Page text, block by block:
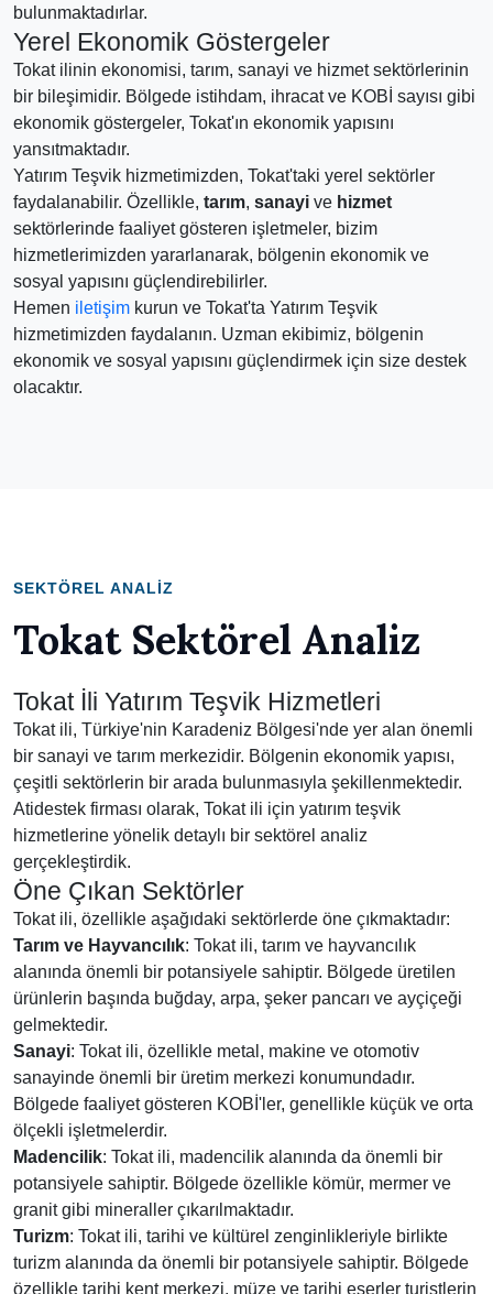
bulunmaktadırlar.
Yerel Ekonomik Göstergeler
Tokat ilinin ekonomisi, tarım, sanayi ve hizmet sektörlerinin
bir bileşimidir. Bölgede istihdam, ihracat ve KOBİ sayısı gibi
ekonomik göstergeler, Tokat'ın ekonomik yapısını
yansıtmaktadır.
Yatırım Teşvik hizmetimizden, Tokat'taki yerel sektörler
faydalanabilir. Özellikle, tarım, sanayi ve hizmet
sektörlerinde faaliyet gösteren işletmeler, bizim
hizmetlerimizden yararlanarak, bölgenin ekonomik ve
sosyal yapısını güçlendirebilirler.
Hemen iletişim kurun ve Tokat'ta Yatırım Teşvik
hizmetimizden faydalanın. Uzman ekibimiz, bölgenin
ekonomik ve sosyal yapısını güçlendirmek için size destek
olacaktır.
SEKTÖREL ANALIZ
Tokat Sektörel Analiz
Tokat İli Yatırım Teşvik Hizmetleri
Tokat ili, Türkiye'nin Karadeniz Bölgesi'nde yer alan önemli
bir sanayi ve tarım merkezidir. Bölgenin ekonomik yapısı,
çeşitli sektörlerin bir arada bulunmasıyla şekillenmektedir.
Atidestek firması olarak, Tokat ili için yatırım teşvik
hizmetlerine yönelik detaylı bir sektörel analiz
gerçekleştirdik.
Öne Çıkan Sektörler
Tokat ili, özellikle aşağıdaki sektörlerde öne çıkmaktadır:
Tarım ve Hayvancılık: Tokat ili, tarım ve hayvancılık
alanında önemli bir potansiyele sahiptir. Bölgede üretilen
ürünlerin başında buğday, arpa, şeker pancarı ve ayçiçeği
gelmektedir.
Sanayi: Tokat ili, özellikle metal, makine ve otomotiv
sanayinde önemli bir üretim merkezi konumundadır.
Bölgede faaliyet gösteren KOBİ'ler, genellikle küçük ve orta
ölçekli işletmelerdir.
Madencilik: Tokat ili, madencilik alanında da önemli bir
potansiyele sahiptir. Bölgede özellikle kömür, mermer ve
granit gibi mineraller çıkarılmaktadır.
Turizm: Tokat ili, tarihi ve kültürel zenginlikleriyle birlikte
turizm alanında da önemli bir potansiyele sahiptir. Bölgede
özellikle tarihi kent merkezi, müze ve tarihi eserler turistlerin